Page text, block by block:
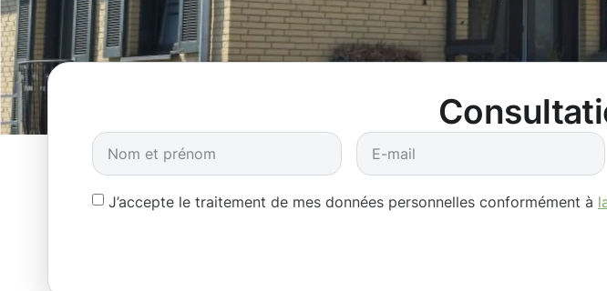
J’accepte le traitement de mes données personnelles conformément à